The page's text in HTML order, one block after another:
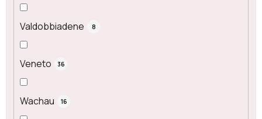
Valdobbiadene 8
Veneto 36
Wachau 16